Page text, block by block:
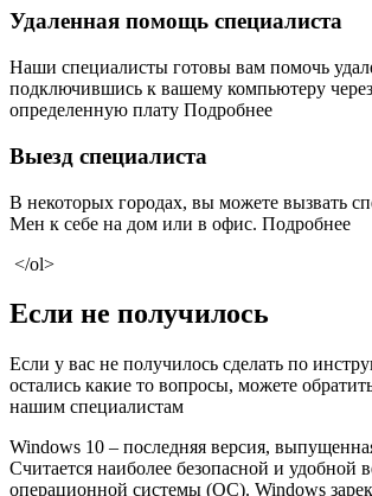
Удаленная помощь специалиста
Наши специалисты готовы вам помочь
подключившись к вашему компьютеру через
определенную плату Подробнее
Выезд специалиста
В некоторых городах, вы можете вызвать
Мен к себе на дом или в офис. Подробнее
</ol>
Если не получилось
Если у вас не получилось сделать по
остались какие то вопросы, можете
нашим специалистам
Windows 10 – последняя версия,
Считается наиболее безопасной и удобной
операционной системы (ОС). Windows